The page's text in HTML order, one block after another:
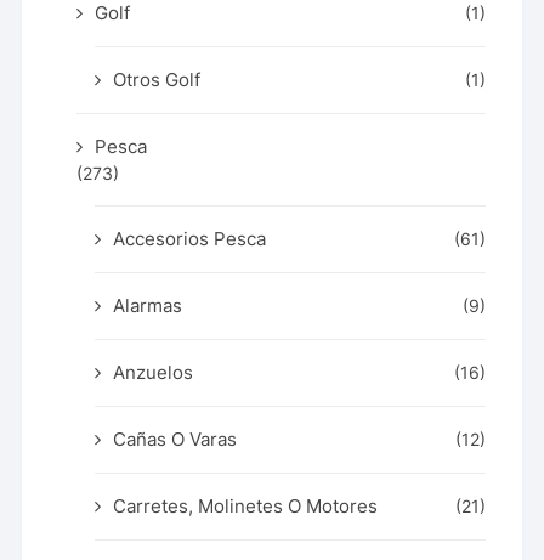
Golf (1)
Otros Golf (1)
Pesca
(273)
Accesorios Pesca (61)
Alarmas (9)
Anzuelos (16)
Cañas O Varas (12)
Carretes, Molinetes O Motores (21)